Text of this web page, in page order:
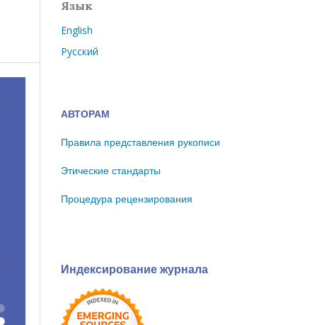
Язык
English
Русский
АВТОРАМ
Правила представления рукописи
Этические стандарты
Процедура рецензирования
Индексирование журнала